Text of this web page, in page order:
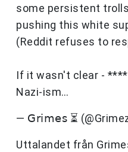
some persistent
pushing this white
(Reddit refuses to
If it wasn't clear -
Nazi-ism…
— 𝖦𝗋𝗂𝗆𝖾𝗌 ⏳
Uttalandet från